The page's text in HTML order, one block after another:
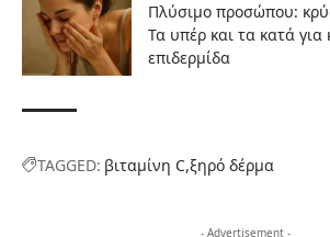
Πλύσιμο προσώπου:
Τα υπέρ και τα κατά για
επιδερμίδα
TAGGED: βιταμίνη C ξηρό δέρμα
- Advertisement -